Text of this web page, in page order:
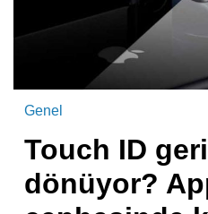
Genel
Touch ID
dönüyor?